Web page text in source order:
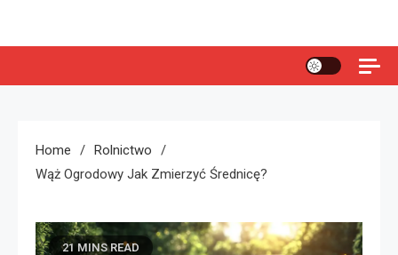
Home
Rolnictwo
Wąż Ogrodowy Jak Zmierzyć Średnicę?
21 MINS READ